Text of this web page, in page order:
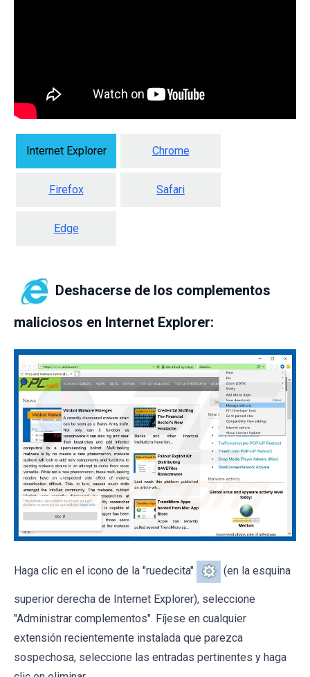
Internet Explorer Chrome
Firefox Safari
Edge
Deshacerse de los complementos
maliciosos en Internet Explorer:
Haga clic en el icono de la "ruedecita" (en la esquina
superior derecha de Internet Explorer), seleccione
"Administrar complementos". Fíjese en cualquier
extensión recientemente instalada que parezca
sospechosa, seleccione las entradas pertinentes y haga